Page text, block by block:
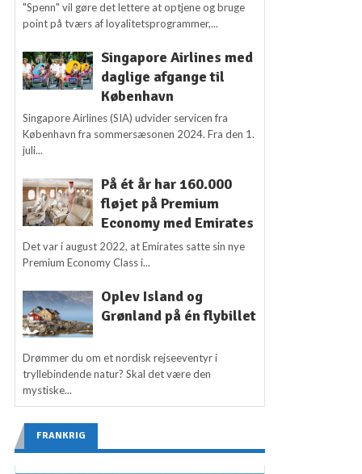
"Spenn" vil gøre det lettere at optjene og bruge
point på tværs af loyalitetsprogrammer,...
Singapore Airlines med
daglige afgange til
København
Singapore Airlines (SIA) udvider servicen fra
København fra sommersæsonen 2024. Fra den 1.
juli...
På ét år har 160.000
fløjet på Premium
Economy med Emirates
Det var i august 2022, at Emirates satte sin nye
Premium Economy Class i...
Oplev Island og
Grønland på én flybillet
Drømmer du om et nordisk rejseeventyr i
tryllebindende natur? Skal det være den
mystiske...
FRANKRIG